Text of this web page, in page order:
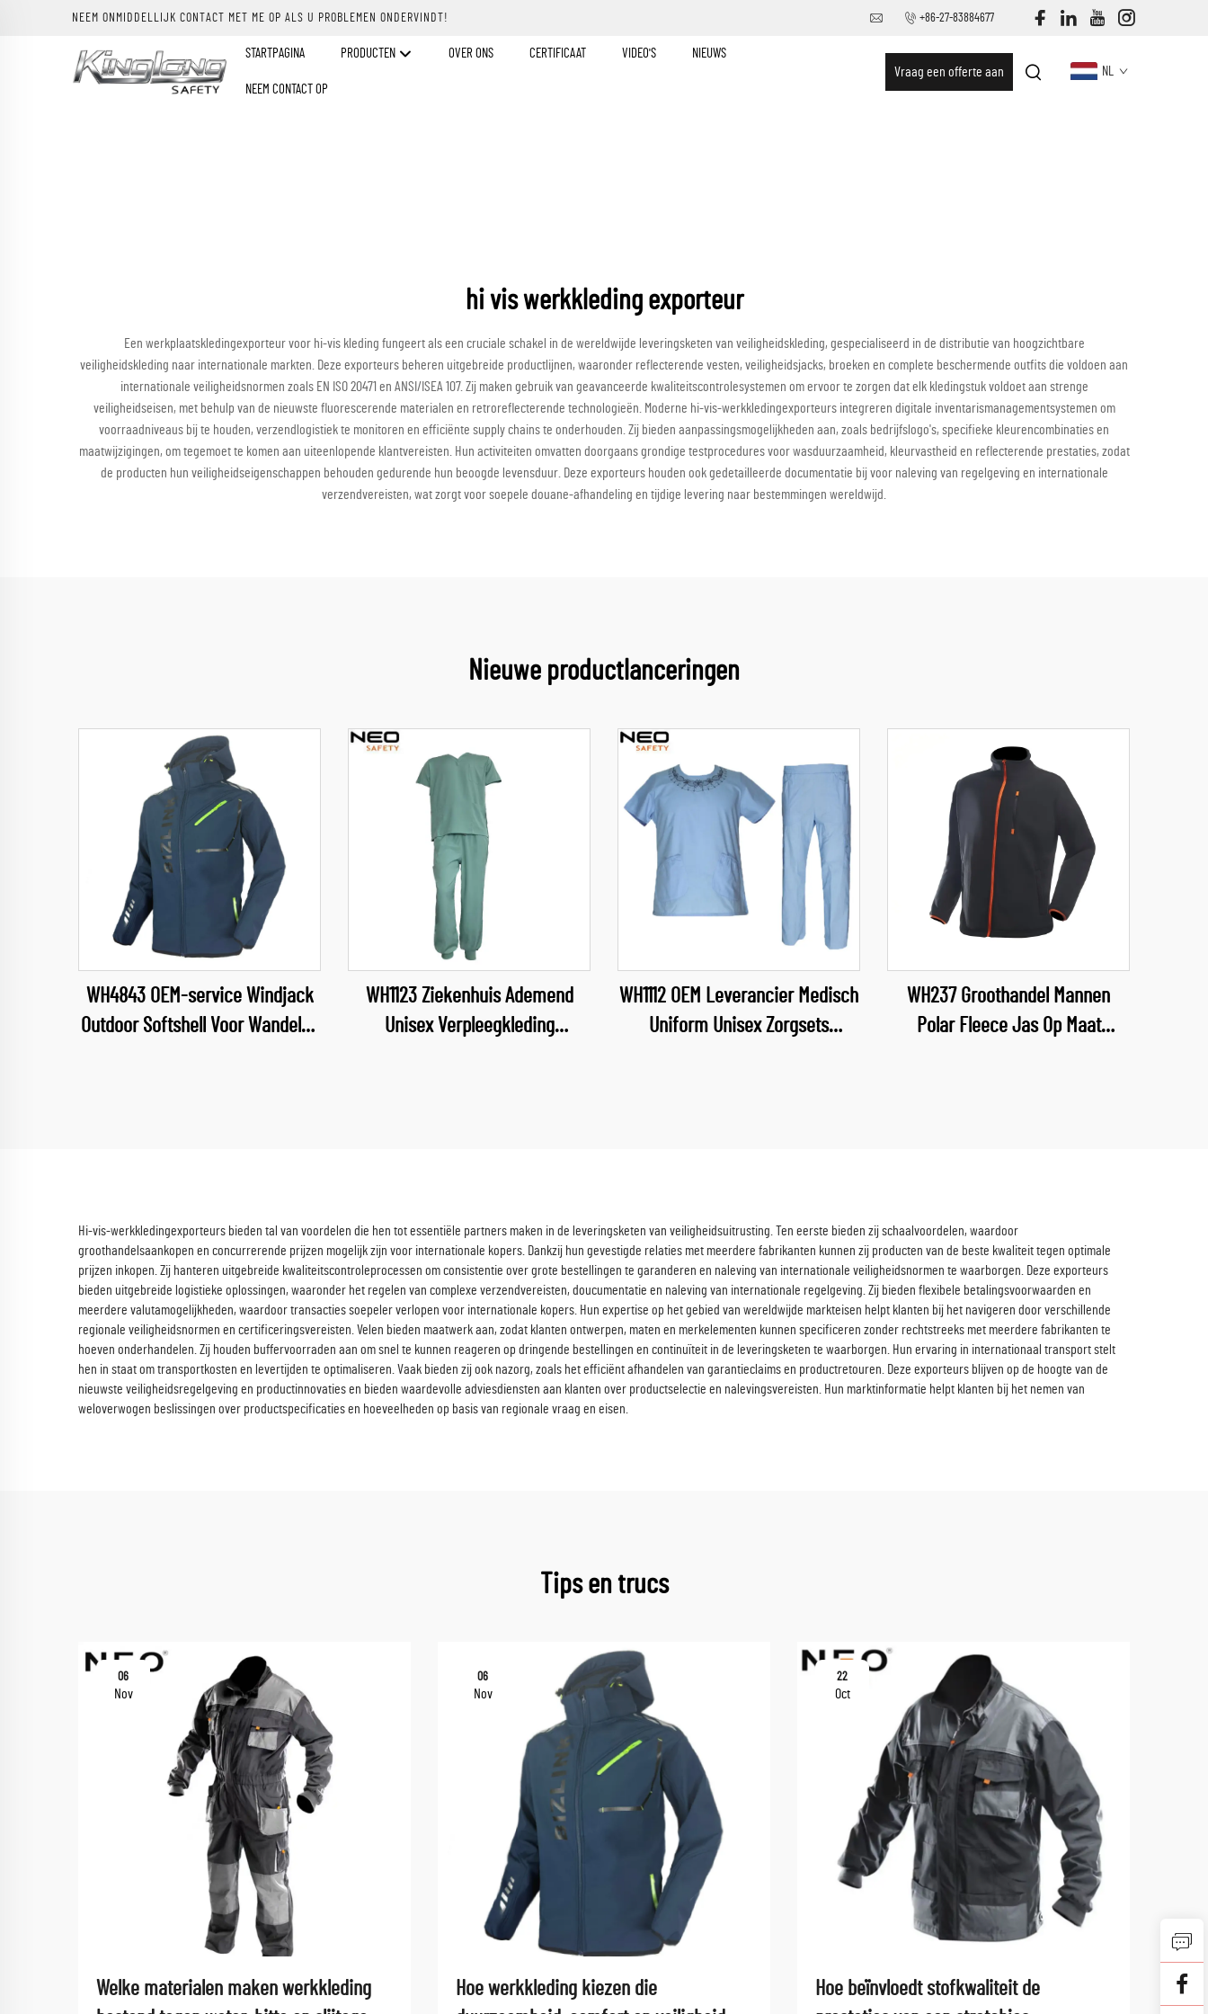
NEEM ONMIDDELLIJK CONTACT MET ME OP ALS U PROBLEMEN ONDERVINDT! +86-27-83884677
STARTPAGINA PRODUCTEN OVER ONS CERTIFICAAT VIDEO'S NIEUWS
NEEM CONTACT OP
Vraag een offerte aan NL
hi vis werkkleding exporteur
Een werkplaatskledingexporteur voor hi-vis kleding fungeert als een cruciale schakel in de wereldwijde leveringsketen van veiligheidskleding, gespecialiseerd in de distributie van hoogzichtbare
veiligheidskleding naar internationale markten. Deze exporteurs beheren uitgebreide productlijnen, waaronder reflecterende vesten, veiligheidsjacks, broeken en complete beschermende outfits die voldoen aan
internationale veiligheidsnormen zoals EN ISO 20471 en ANSI/ISEA 107. Zij maken gebruik van geavanceerde kwaliteitscontrolesystemen om ervoor te zorgen dat elk kledingstuk voldoet aan strenge
veiligheidseisen, met behulp van de nieuwste fluorescerende materialen en retroreflecterende technologieën. Moderne hi-vis-werkkledingexporteurs integreren digitale inventarismanagementsystemen om
voorraadniveaus bij te houden, verzendlogistiek te monitoren en efficiënte supply chains te onderhouden. Zij bieden aanpassingsmogelijkheden aan, zoals bedrijfslogo's, specifieke kleurencombinaties en
maatwijzigingen, om tegemoet te komen aan uiteenlopende klantvereisten. Hun activiteiten omvatten doorgaans grondige testprocedures voor wasduurzaamheid, kleurvastheid en reflecterende prestaties, zodat
de producten hun veiligheidseigenschappen behouden gedurende hun beoogde levensduur. Deze exporteurs houden ook gedetailleerde documentatie bij voor naleving van regelgeving en internationale
verzendvereisten, wat zorgt voor soepele douane-afhandeling en tijdige levering naar bestemmingen wereldwijd.
Nieuwe productlanceringen
WH4843 OEM-service Windjack
Outdoor Softshell Voor Wandelen
WH1123 Ziekenhuis Ademend
Unisex Verpleegkleding
WH1112 OEM Leverancier Medisch
Uniform Unisex Zorgsets
WH237 Groothandel Mannen
Polar Fleece Jas Op Maat
Hi-vis-werkkledingexporteurs bieden tal van voordelen die hen tot essentiële partners maken in de leveringsketen van veiligheidsuitrusting. Ten eerste bieden zij schaalvoordelen, waardoor
groothandelsaankopen en concurrerende prijzen mogelijk zijn voor internationale kopers. Dankzij hun gevestigde relaties met meerdere fabrikanten kunnen zij producten van de beste kwaliteit tegen optimale
prijzen inkopen. Zij hanteren uitgebreide kwaliteitscontroleprocessen om consistentie over grote bestellingen te garanderen en naleving van internationale veiligheidsnormen te waarborgen. Deze exporteurs
bieden uitgebreide logistieke oplossingen, waaronder het regelen van complexe verzendvereisten, doucumentatie en naleving van internationale regelgeving. Zij bieden flexibele betalingsvoorwaarden en
meerdere valutamogelijkheden, waardoor transacties soepeler verlopen voor internationale kopers. Hun expertise op het gebied van wereldwijde markteisen helpt klanten bij het navigeren door verschillende
regionale veiligheidsnormen en certificeringsvereisten. Velen bieden maatwerk aan, zodat klanten ontwerpen, maten en merkelementen kunnen specificeren zonder rechtstreeks met meerdere fabrikanten te
hoeven onderhandelen. Zij houden buffervoorraden aan om snel te kunnen reageren op dringende bestellingen en continuïteit in de leveringsketen te waarborgen. Hun ervaring in internationaal transport stelt
hen in staat om transportkosten en levertijden te optimaliseren. Vaak bieden zij ook nazorg, zoals het efficiënt afhandelen van garantieclaims en productretouren. Deze exporteurs blijven op de hoogte van de
nieuwste veiligheidsregelgeving en productinnovaties en bieden waardevolle adviesdiensten aan klanten over productselectie en nalevingsvereisten. Hun marktinformatie helpt klanten bij het nemen van
weloverwogen beslissingen over productspecificaties en hoeveelheden op basis van regionale vraag en eisen.
Tips en trucs
06
Nov
Welke materialen maken werkkleding
06
Nov
Hoe werkkleding kiezen die
22
Oct
Hoe beïnvloedt stofkwaliteit de